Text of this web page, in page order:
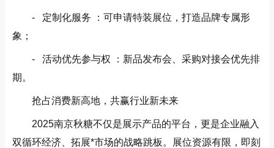
- 定制化服务 ：可申请特装展位，打造品牌专属形
象；
- 活动优先参与权 ：新品发布会、采购对接会优先排
期。
抢占消费新高地，共赢行业新未来
2025南京秋糖不仅是展示产品的平台，更是企业融入
双循环经济、拓展*市场的战略跳板。展位资源有限，即刻